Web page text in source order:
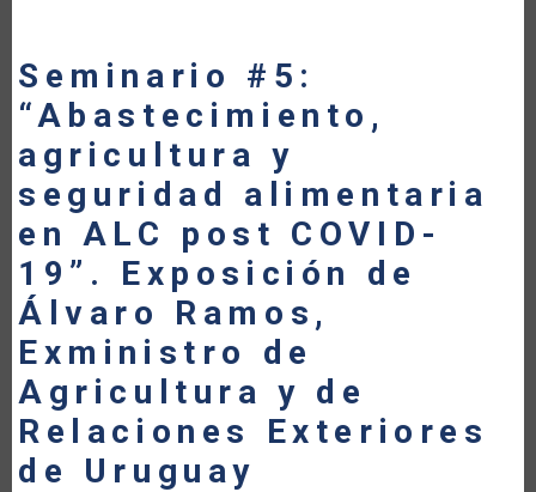
Seminario #5:
“Abastecimiento,
agricultura y
seguridad alimentaria
en ALC post COVID-
19”. Exposición de
Álvaro Ramos,
Exministro de
Agricultura y de
Relaciones Exteriores
de Uruguay